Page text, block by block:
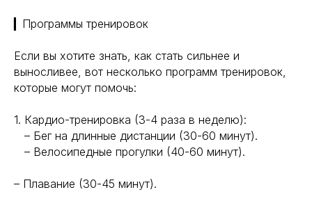
▎Программы тренировок
Если вы хотите знать, как стать сильнее и
выносливее, вот несколько программ тренировок,
которые могут помочь:
1. Кардио-тренировка (3-4 раза в неделю):
– Бег на длинные дистанции (30-60 минут).
– Велосипедные прогулки (40-60 минут).
– Плавание (30-45 минут).
Экологичность
Управление сном
Криоскопия
Социальные сети
Уникальность
9772524455@mail.ru
+7(977)252-44-55
ул. Охотный ряд, д. 2
Пн-Пт 9:00- 19:00